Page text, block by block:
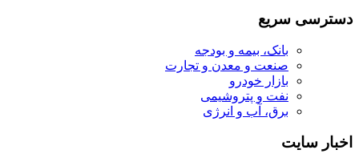
دسترسی سریع
بانک، بیمه و بودجه
صنعت و معدن و تجارت
بازار خودرو
نفت و پتروشیمی
برق، آب و انرژی
اخبار سایت